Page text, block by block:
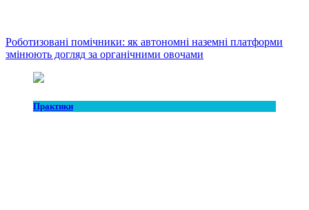
Роботизовані помічники: як автономні наземні платформи
змінюють догляд за органічними овочами
Практики